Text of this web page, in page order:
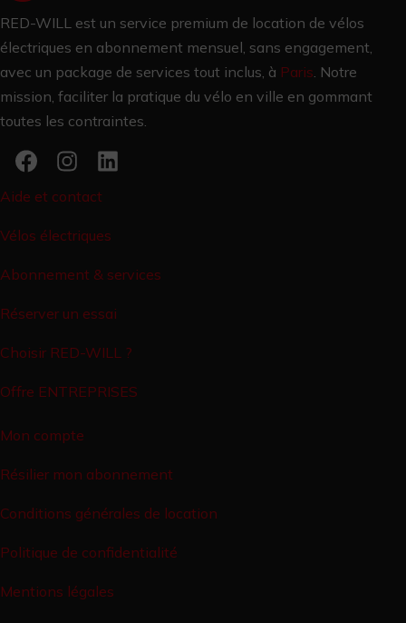
RED-WILL est un service premium de location de vélos
électriques en abonnement mensuel, sans engagement,
avec un package de services tout inclus, à Paris. Notre
mission, faciliter la pratique du vélo en ville en gommant
toutes les contraintes.
Aide et contact
Vélos électriques
Abonnement & services
Réserver un essai
Choisir RED-WILL ?
Offre ENTREPRISES
Mon compte
Résilier mon abonnement
Conditions générales de location
Politique de confidentialité
Mentions légales